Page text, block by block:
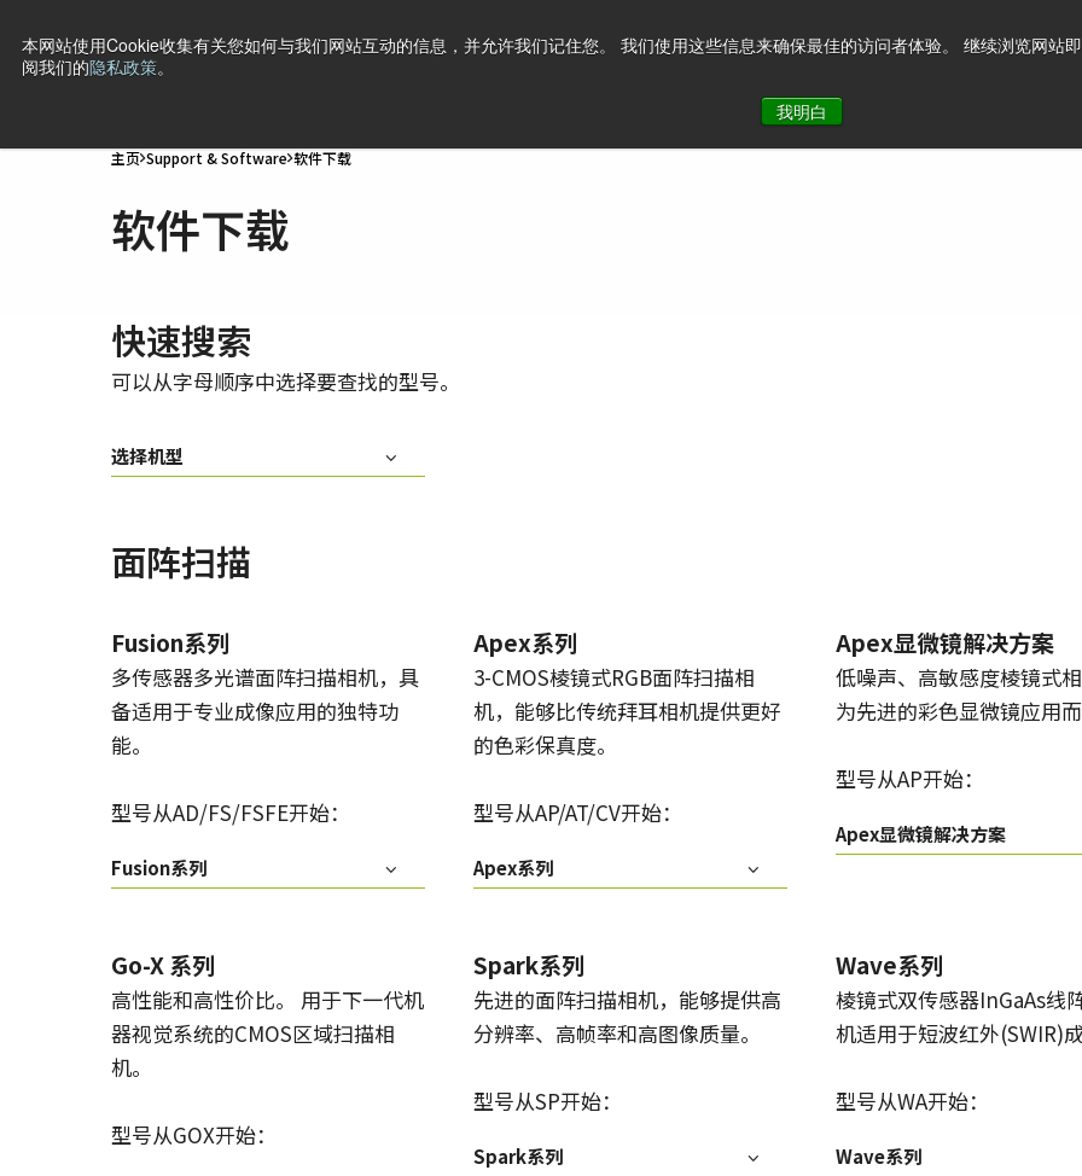
本网站使用Cookie收集有关您如何与我们网站互动的信息，并允许我们记住您。 我们使用这些信息来确保最佳的访问者体验。 继续浏览网站
阅我们的隐私政策。
我明白
主页 Support & Software 软件下载
软件下载
快速搜索
可以从字母顺序中选择要查找的型号。
选择机型
面阵扫描
Fusion系列
多传感器多光谱面阵扫描相机，具
备适用于专业成像应用的独特功
能。
型号从AD/FS/FSFE开始：
Fusion系列
Apex系列
3-CMOS棱镜式RGB面阵扫描相
机，能够比传统拜耳相机提供更好
的色彩保真度。
型号从AP/AT/CV开始：
Apex系列
Apex显微镜解决方案
低噪声、高敏感度棱镜式
为先进的彩色显微镜应用而
型号从AP开始：
Apex显微镜解决方案
Go-X 系列
高性能和高性价比。 用于下一代机
器视觉系统的CMOS区域扫描相
机。
型号从GOX开始：
Spark系列
先进的面阵扫描相机，能够提供高
分辨率、高帧率和高图像质量。
型号从SP开始：
Spark系列
Wave系列
棱镜式双传感器InGaAs线
机适用于短波红外(SWIR)成
型号从WA开始：
Wave系列